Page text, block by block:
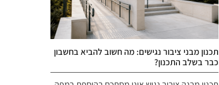
תכנון מבני ציבור נגישים: מה חשוב להביא בחשבון
כבר בשלב התכנון?